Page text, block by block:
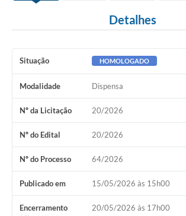
Detalhes
Situação HOMOLOGADO
Modalidade Dispensa
Nº da Licitação 20/2026
Nº do Edital 20/2026
Nº do Processo 64/2026
Publicado em 15/05/2026 às 15h00
Encerramento
20/05/2026 às 17h00